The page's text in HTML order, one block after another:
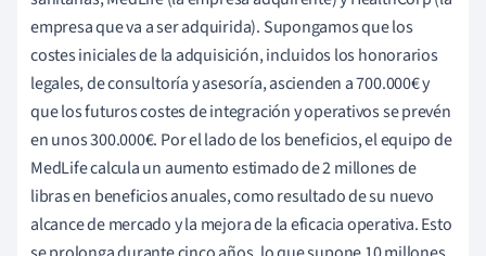
empresa que va a ser adquirida). Supongamos que los
costes iniciales de la adquisición, incluidos los honorarios
legales, de consultoría y asesoría, ascienden a 700.000€ y
que los futuros costes de integración y operativos se prevén
en unos 300.000€. Por el lado de los beneficios, el equipo de
MedLife calcula un aumento estimado de 2 millones de
libras en beneficios anuales, como resultado de su nuevo
alcance de mercado y la mejora de la eficacia operativa. Esto